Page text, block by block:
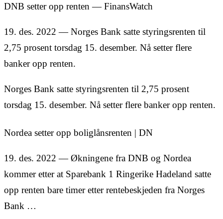
DNB setter opp renten — FinansWatch
19. des. 2022 — Norges Bank satte styringsrenten til
2,75 prosent torsdag 15. desember. Nå setter flere
banker opp renten.
Norges Bank satte styringsrenten til 2,75 prosent
torsdag 15. desember. Nå setter flere banker opp renten.
Nordea setter opp boliglånsrenten | DN
19. des. 2022 — Økningene fra DNB og Nordea
kommer etter at Sparebank 1 Ringerike Hadeland satte
opp renten bare timer etter rentebeskjeden fra Norges
Bank …